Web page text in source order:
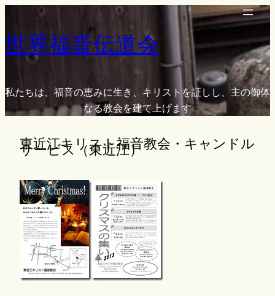
を
ッ
世界福音伝道会
私たちは、福音の恵みに生き、キリストを証しし、主の御体
なる教会を建て上げます
東近江キリスト福音教会・キャンドル
サービス（東近江）